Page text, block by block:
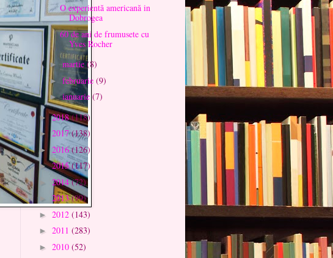
O experientă americană in
Dobrogea
60 de ani de frumusete cu
Yves Rocher
► martie(8)
► februarie (9)
►ianuarie (7)
►2018(118)
►2017(138)
►2016(126)
►2015(117)
2014(72)
► 2013(99)
► 2012 (143)
► 2011 (283)
► 2010 (52)